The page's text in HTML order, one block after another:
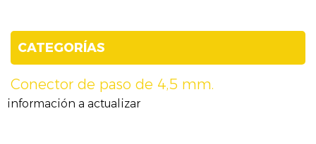
CATEGORÍAS
Conector de paso de 4,5 mm.
información a actualizar